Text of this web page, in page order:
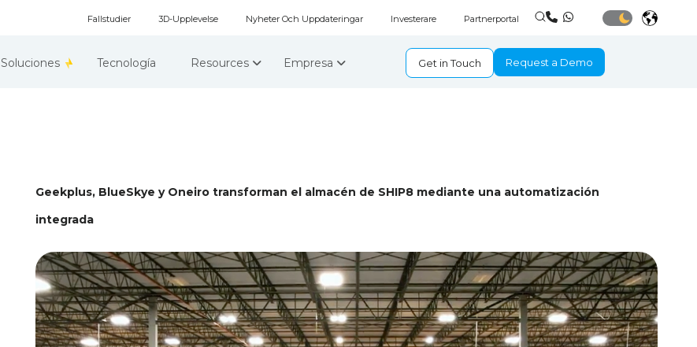
Fallstudier 3D-Upplevelse Nyheter Och Uppdateringar Investerare Partnerportal
Soluciones Tecnología Resources Empresa Get in Touch Request a Demo
Geekplus, BlueSkye y Oneiro transforman el almacén de SHIP8 mediante una automatización
integrada